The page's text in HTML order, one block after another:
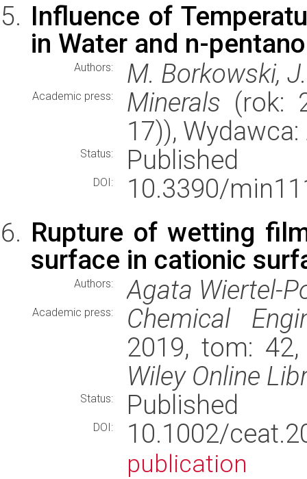
Influence of
in Water and n-
Authors: M. Borkowski,
Academic press: Minerals (rok:
17)), Wydawca:
Status: Published
DOI:
10.3390/
Rupture of wetting
surface in cationic
Authors: Agata Wiertel-
Academic press:
Chemical
2019, tom:
Wiley Online
Status: Published
DOI: 10.1002/
publication